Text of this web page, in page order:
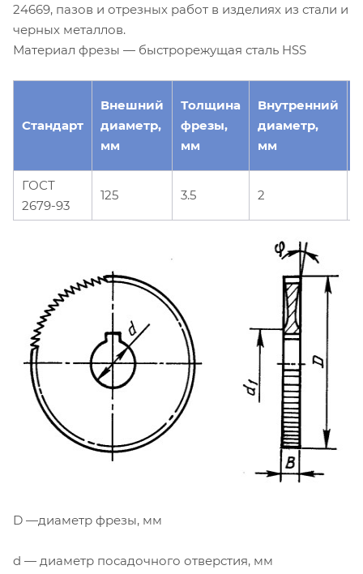
24669, пазов и отрезных работ в изделиях из стали и
черных металлов.
Материал фрезы — быстрорежущая сталь HSS
Стандарт
Внешний
диаметр,
мм
Толщина
фрезы,
мм
Внутренний
диаметр,
мм
ГОСТ
2679-93
125 3.5 2
D —диаметр фрезы, мм
d — диаметр посадочного отверстия, мм